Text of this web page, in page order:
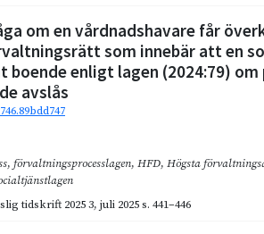
om en vårdnadshavare får
som innebär att en
boende enligt lagen (2024:79)
avslås
, förvaltningsprocesslagen, HFD, Högsta
tidskrift 2025 3, juli 2025s. 441–446